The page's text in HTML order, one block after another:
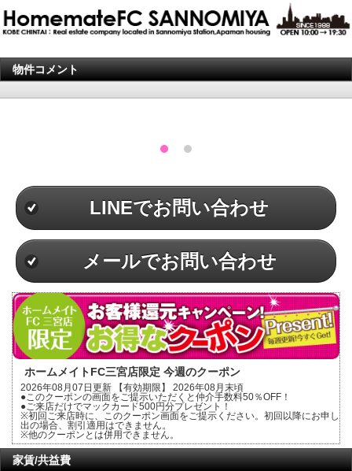
物件コメント
LINEでお問い合わせ
メールでお問い合わせ
ホームメイトFC三宮店限定 今週のクーポン
2026年08月07日更新 【有効期限】 2026年08月末頃
●このクーポンの画面をご提示いただくと仲介手数料50％OFF！
●ご来店だけでマックカード500円分プレゼント！
※初回ご来店時に、このクーポン画面をご提示ください。初回以降にお申し
出の場合、割引適用はできません。
※他のクーポンとは併用できません。
家賃/共益費